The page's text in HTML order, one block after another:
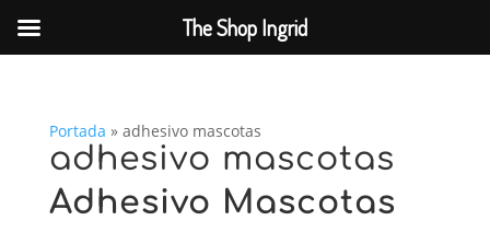
Portada » adhesivo mascotas
adhesivo mascotas
Adhesivo Mascotas
The Shop Ingrid